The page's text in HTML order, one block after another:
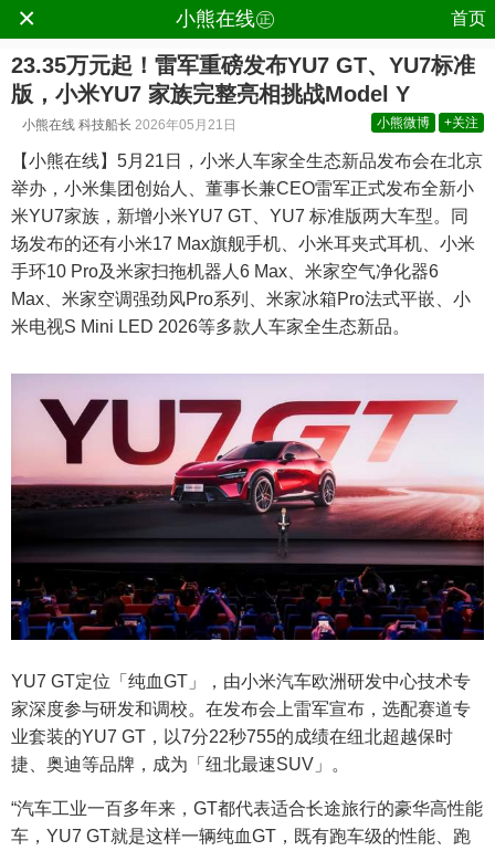
× 小熊在线㊣ 首页
23.35万元起！雷军重磅发布YU7 GT、YU7标准
版，小米YU7 家族完整亮相挑战Model Y
小熊在线 科技船长 2026年05月21日 小熊微博 +关注
【小熊在线】5月21日，小米人车家全生态新品发布会在北京
举办，小米集团创始人、董事长兼CEO雷军正式发布全新小
米YU7家族，新增小米YU7 GT、YU7 标准版两大车型。同
场发布的还有小米17 Max旗舰手机、小米耳夹式耳机、小米
手环10 Pro及米家扫拖机器人6 Max、米家空气净化器6
Max、米家空调强劲风Pro系列、米家冰箱Pro法式平嵌、小
米电视S Mini LED 2026等多款人车家全生态新品。
YU7 GT定位「纯血GT」，由小米汽车欧洲研发中心技术专
家深度参与研发和调校。在发布会上雷军宣布，选配赛道专
业套装的YU7 GT，以7分22秒755的成绩在纽北超越保时
捷、奥迪等品牌，成为「纽北最速SUV」。
“汽车工业一百多年来，GT都代表适合长途旅行的豪华高性能
车，YU7 GT就是这样一辆纯血GT，既有跑车级的性能、跑